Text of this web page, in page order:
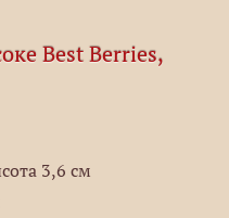
Best Berries,
3,6 см